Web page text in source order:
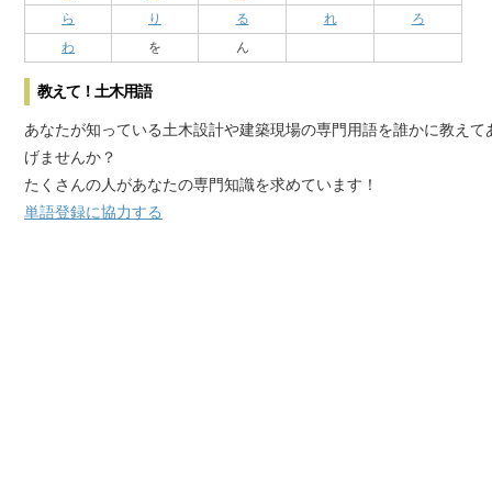
ら
り る れ
ろ
わ
を ん
教えて！土木用語
あなたが知っている土木設計や建築現場の専門用語を誰かに教えて
げませんか？
たくさんの人があなたの専門知識を求めています！
単語登録に協力する